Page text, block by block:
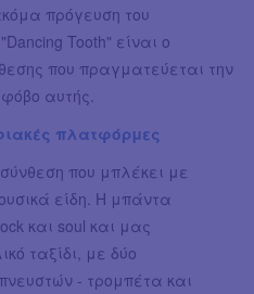
πρόγευση του
Tooth" είναι ο
που πραγματεύεται την
αυτής.
πλατφόρμες
που μπλέκει με
είδη. Η μπάντα
και soul και μας
ταξίδι, με δύο
- τρομπέτα και